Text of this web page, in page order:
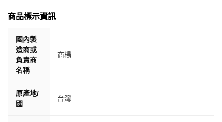
商品標示資訊
國內製
造商或
負責商
名稱
商楊
原產地/
國
台灣